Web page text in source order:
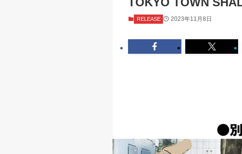
RELEASE 2023年11月8日